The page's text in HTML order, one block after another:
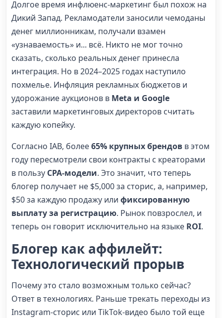
Долгое время инфлюенс-маркетинг был похож на
Дикий Запад. Рекламодатели заносили чемоданы
денег миллионникам, получали взамен
«узнаваемость» и... всё. Никто не мог точно
сказать, сколько реальных денег принесла
интеграция. Но в 2024–2025 годах наступило
похмелье. Инфляция рекламных бюджетов и
удорожание аукционов в Meta и Google
заставили маркетинговых директоров считать
каждую копейку.
Согласно IAB, более65% крупных брендов в этом
году пересмотрели свои контракты с креаторами
в пользу CPA-модели. Это значит, что теперь
блогер получает не $5,000 за сторис, а, например,
$50 за каждую продажу или фиксированную
выплату за регистрацию. Рынок повзрослел, и
теперь он говорит исключительно на языке ROI.
Блогер как аффилейт:
Технологический прорыв
Почему это стало возможным только сейчас?
Ответ в технологиях. Раньше трекать переходы из
Instagram-сторис или TikTok-видео было той еще